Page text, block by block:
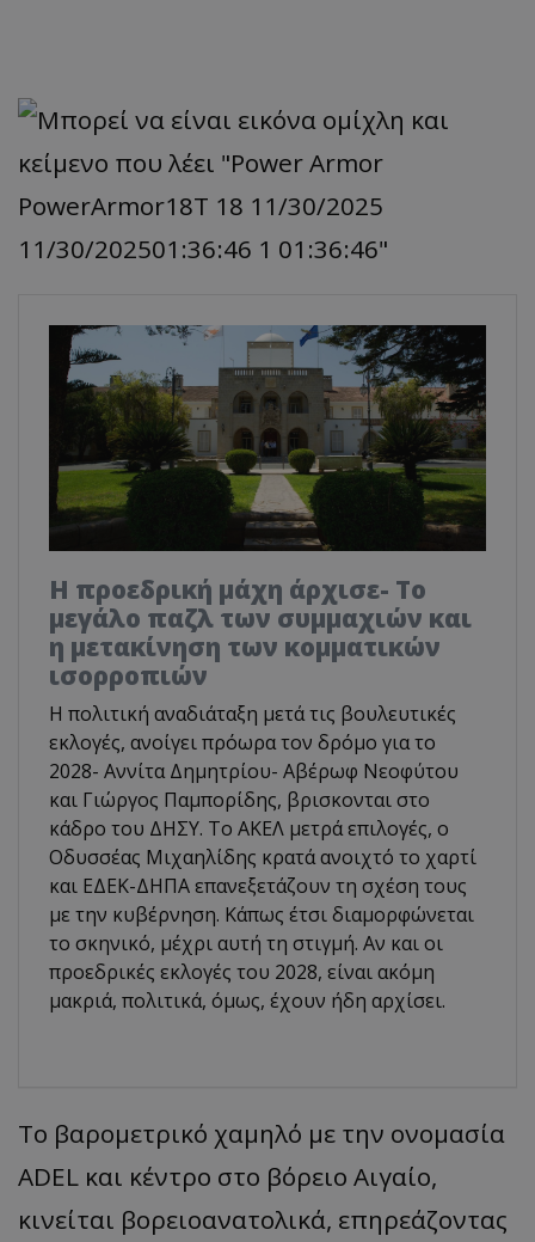
Η προεδρική μάχη άρχισε- Το
μεγάλο παζλ των συμμαχιών και
η μετακίνηση των κομματικών
ισορροπιών
Η πολιτική αναδιάταξη μετά τις βουλευτικές
εκλογές, ανοίγει πρόωρα τον δρόμο για το
2028- Αννίτα Δημητρίου- Αβέρωφ Νεοφύτου
και Γιώργος Παμπορίδης, βρισκονται στο
κάδρο του ΔΗΣΥ. Το ΑΚΕΛ μετρά επιλογές, ο
Οδυσσέας Μιχαηλίδης κρατά ανοιχτό το χαρτί
και ΕΔΕΚ-ΔΗΠΑ επανεξετάζουν τη σχέση τους
με την κυβέρνηση. Κάπως έτσι διαμορφώνεται
το σκηνικό, μέχρι αυτή τη στιγμή. Αν και οι
προεδρικές εκλογές του 2028, είναι ακόμη
μακριά, πολιτικά, όμως, έχουν ήδη αρχίσει.
Το βαρομετρικό χαμηλό με την ονομασία
ADEL και κέντρο στο βόρειο Αιγαίο,
κινείται βορειοανατολικά, επηρεάζοντας